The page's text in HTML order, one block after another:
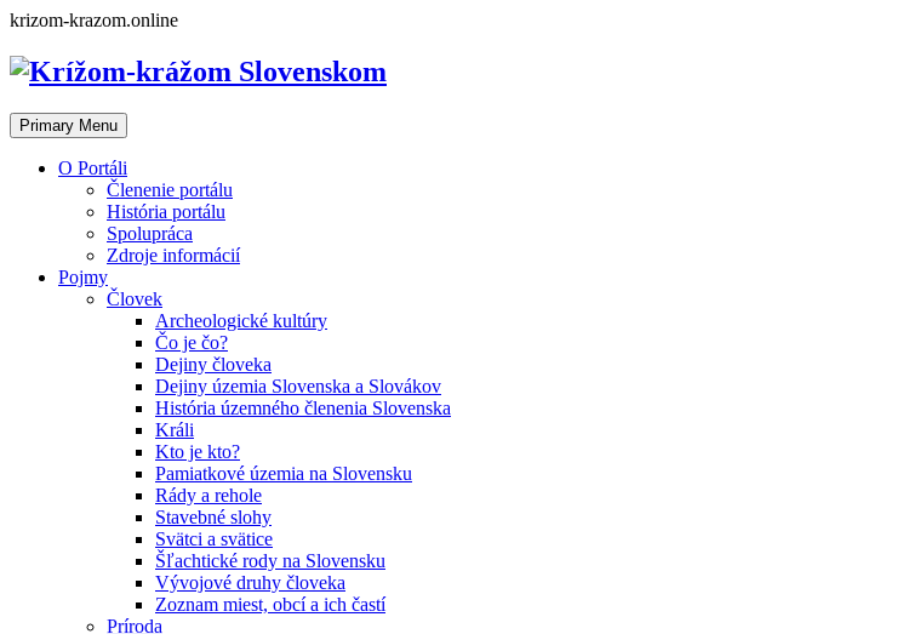
Skip
content
krizom-krazom.online
Primary Menu
O Portáli
Členenie portálu
História portálu
Spolupráca
Zdroje informácií
Pojmy
Človek
Archeologické kultúry
Čo je čo?
Dejiny človeka
Dejiny územia Slovenska a Slovákov
História územného členenia Slovenska
Králi
Kto je kto?
Pamiatkové územia na Slovensku
Rády a rehole
Stavebné slohy
Svätci a svätice
Šľachtické rody na Slovensku
Vývojové druhy človeka
Zoznam miest, obcí a ich častí
Príroda